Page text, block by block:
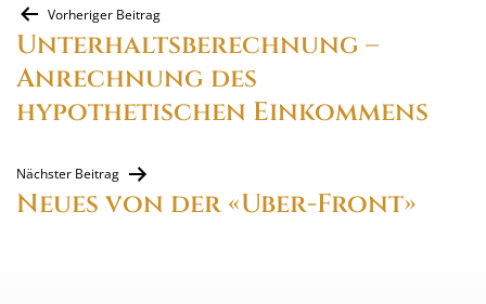
Beitragsnavigation
Vorheriger Beitrag
Unterhaltsberechnung –
Anrechnung des
hypothetischen Einkommens
Nächster Beitrag
Neues von der «Uber-Front»